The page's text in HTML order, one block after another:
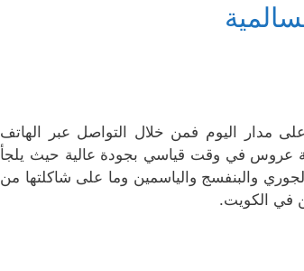
مدار اليوم فمن خلال التواصل عبر الهاتف
عروس في وقت قياسي بجودة عالية حيث يلجأ
والبنفسج والياسمين وما على شاكلتها من
في الكويت.